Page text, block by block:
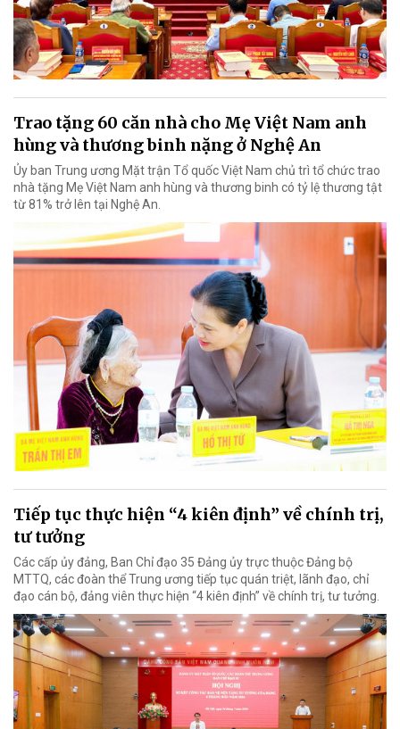
Trao tặng 60 căn nhà cho Mẹ Việt Nam anh
hùng và thương binh nặng ở Nghệ An
Ủy ban Trung ương Mặt trận Tổ quốc Việt Nam chủ trì tổ chức trao
nhà tặng Mẹ Việt Nam anh hùng và thương binh có tỷ lệ thương tật
từ 81% trở lên tại Nghệ An.
Tiếp tục thực hiện “4 kiên định” về chính trị,
tư tưởng
Các cấp ủy đảng, Ban Chỉ đạo 35 Đảng ủy trực thuộc Đảng bộ
MTTQ, các đoàn thể Trung ương tiếp tục quán triệt, lãnh đạo, chỉ
đạo cán bộ, đảng viên thực hiện “4 kiên định” về chính trị, tư tưởng.